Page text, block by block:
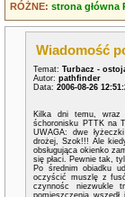
RÓŻNE: strona główna
Wiadomość
Temat:Turbacz -
Autor:pathfinder
Data:2006-08-26
Kilka dni temu, wraz
śchoronisku PTTK na
UWAGA: dwe
drożej, Szok!!! Ale
obsługująca okienko
się płaci. Pewnie tak,
Po średnim obiadku
oczyścić muszlę z
czynnośc niezwukle
pomieszczenia